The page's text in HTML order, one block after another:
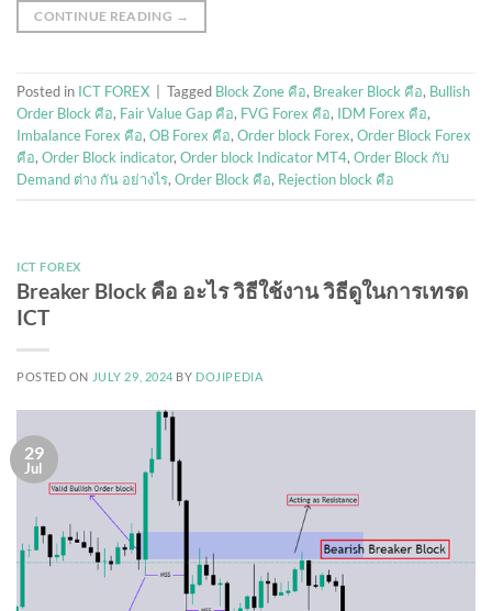
CONTINUE READING →
Posted in ICT FOREX Tagged Block Zone คือ, Breaker Block คือ, Bullish
Order Block คือ, Fair Value Gap คือ, FVG Forex คือ, IDM Forex คือ,
Imbalance Forex คือ, OB Forex คือ, Order block Forex, Order Block Forex
คือ, Order Block indicator, Order block Indicator MT4, Order Block กับ
Demand ต่าง กัน อย่างไร, Order Block คือ, Rejection block คือ
ICT FOREX
Breaker Block คือ อะไร วิธีใช้งาน วิธีดูในการเทรด
ICT
POSTED ON JULY 29, 2024 BY DOJIPEDIA
29
Jul